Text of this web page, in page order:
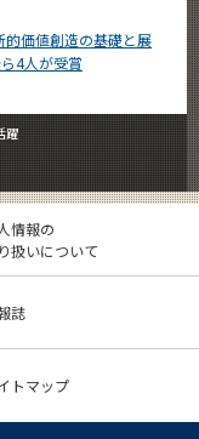
価値創造の基礎と展
4人が受賞
躍
情報の
扱いについて
誌
トマップ